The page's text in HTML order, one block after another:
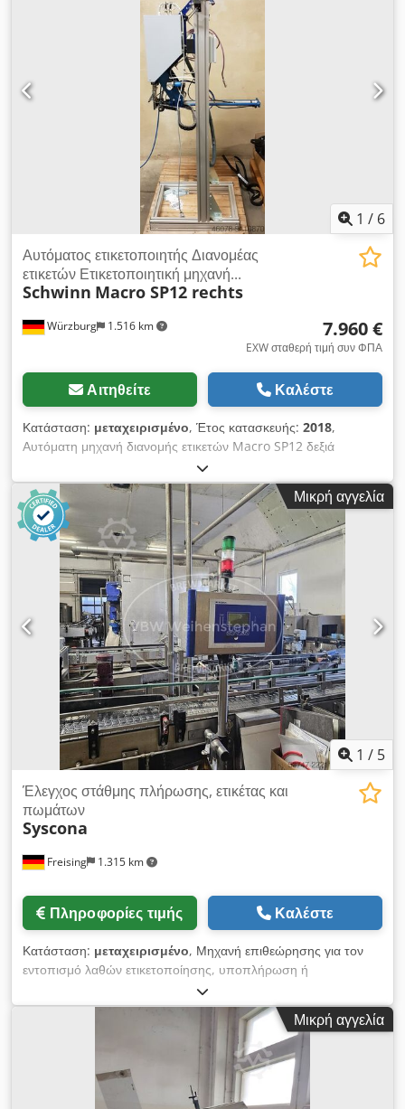
εκτύπωσης Διεπαφές: RS 232 σειριακή, IEEE 1284 Μέσα
εκτύπωσης: Τυπικά μέσα, ετικέτες και μέσα RFID (ανάγνωση
και κωδικοποίηση ετικετών RFIF) Ελάχιστο μήκος ετικέτας: 12,7
mm Πλάτος μέσων εκτύπωσης: 16-114mm Πλάτος κορδέλας:
25,4-107mm Μέγιστο μήκος κορδέλας: 900m Διάμετρος
πυρήνα ρολού: 25,4mm Μέγιστη διάμετρος ρολού: 101.6mm
Ανάλυση: 203 κουκκίδες/ίντσα (8 κουκκίδες/mm) Μέγεθος
κουκκίδων: 0.125mm x 0.125mm Ταχύτητα εκτύπωσης: 12
1 / 6
Würzburg 1.516 km
Αυτόματος ετικετοποιητής Διανομέας
ετικετών Ετικετοποιητική μηχανή...
Schwinn Macro SP12 rechts
7.960 €
EXW σταθερή τιμή συν ΦΠΑ
Αιτηθείτε Καλέστε
Κατάσταση: μεταχειρισμένο, Έτος κατασκευής: 2018,
Αυτόματη μηχανή διανομής ετικετών Macro SP12 δεξιά
RA1956 Κατασκευαστής: Schwinn Μοντέλο: Macro SP 12
Έτος κατασκευής: 2018 Προσανατολισμός: δεξιά Διάφραγμα
ετικέτας: έως 115 mm Ταχύτητα ετικέτας: 1-18 m/min Μέγιστη
διάμετρος ρολού ετικέτας: 300 mm Διάμετρος πυρήνα 40 mm
επεκτάσιμη με προσαρμογέα Σύνδεση: βύσμα ευρώ 230/50Hz
Ενσωματωμένος έλεγχος με παραμέτρους ελέγχου,
ελεγχόμενες εισόδους και εξόδους, μηνύματα σφάλματος,...
Πρόσθετος εξοπλισμός: Εξωτερική απελευθέρωση εκκίνησης
Μονάδα εφαρμογής κενού AP 010-500 Συνδυασμός συσκευής
συντήρησης Προσαρμογέας πυρήνα AP 031 Προειδοποίηση -
παροχή ετικέτας Πλαίσιο τοποθέτησης Crjdok Abm Aopfx
Akbof Κιβώτιο ελέγχου Προειδοποιητική λυχνία, 3 σταδίων
Μικρή αγγελία
1 / 5
Freising 1.315 km
Έλεγχος στάθμης πλήρωσης, ετικέτας και
πωμάτων
Syscona
Πληροφορίες τιμής Καλέστε
Κατάσταση: μεταχειρισμένο, Μηχανή επιθεώρησης για τον
εντοπισμό λαθών ετικετοποίησης, υποπλήρωση ή
υπερπλήρωση φιαλών καθώς και ελαττωματικών πωμάτων. Οι
φιάλες με ελαττώματα απορρίπτονται. Οι διερχόμενες φιάλες
μετριούνται επίσης. Το ύψος πλήρωσης μετριέται με
απορρόφηση γάμμα. Codezg I Ndopfx Akbsrf Μηχανή
(συμπλ.): Μηχανή επιθεώρησης τελικού προϊόντος· Έτος
κατασκευής περ. 1997 - 2008 Μέγιστη απόδοση: 30.000
φιάλες/ώρα Ισχύς: 300 VA Τάση: 230 V Συχνότητα: 50 Hz
Μικρή αγγελία